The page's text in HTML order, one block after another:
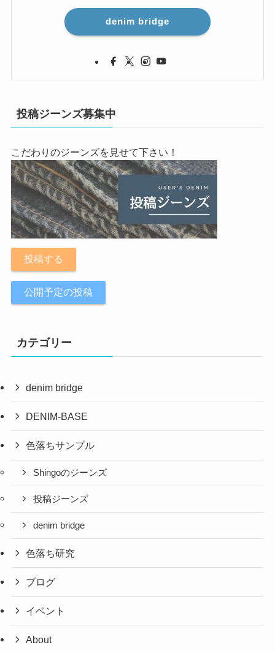
denim bridge
投稿ジーンズ募集中
こだわりのジーンズを見せて下さい！
投稿する
公開予定の投稿
カテゴリー
denim bridge
DENIM-BASE
色落ちサンプル
Shingoのジーンズ
投稿ジーンズ
denim bridge
色落ち研究
ブログ
イベント
About